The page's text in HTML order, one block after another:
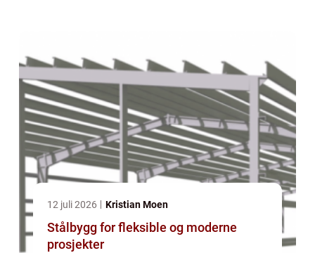
12 juli 2026 Kristian Moen
Stålbygg for fleksible og moderne
prosjekter